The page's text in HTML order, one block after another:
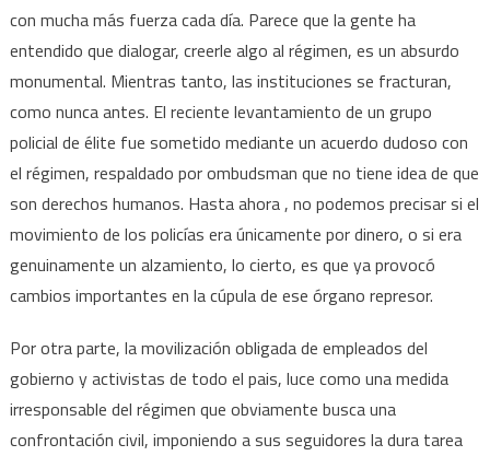
con mucha más fuerza cada día. Parece que la gente ha
entendido que dialogar, creerle algo al régimen, es un absurdo
monumental. Mientras tanto, las instituciones se fracturan,
como nunca antes. El reciente levantamiento de un grupo
policial de élite fue sometido mediante un acuerdo dudoso con
el régimen, respaldado por ombudsman que no tiene idea de que
son derechos humanos. Hasta ahora , no podemos precisar si el
movimiento de los policías era únicamente por dinero, o si era
genuinamente un alzamiento, lo cierto, es que ya provocó
cambios importantes en la cúpula de ese órgano represor.
Por otra parte, la movilización obligada de empleados del
gobierno y activistas de todo el pais, luce como una medida
irresponsable del régimen que obviamente busca una
confrontación civil, imponiendo a sus seguidores la dura tarea